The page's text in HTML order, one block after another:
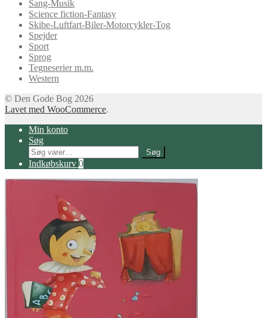
Sang-Musik
Science fiction-Fantasy
Skibe-Luftfart-Biler-Motorcykler-Tog
Spejder
Sport
Sprog
Tegneserier m.m.
Western
© Den Gode Bog 2026
Lavet med WooCommerce.
Min konto
Søg
Søg
efter:
Søg
Indkøbskurv 0